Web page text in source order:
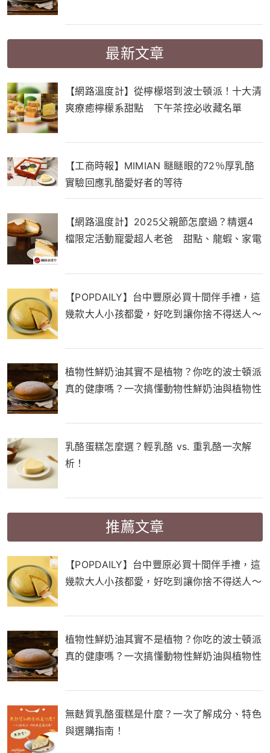
最新文章
【網路溫度計】從檸檬塔到波士頓派！十大清
爽療癒檸檬系甜點 下午茶控必收藏名單
【工商時報】MIMIAN 瞇瞇眼的72％厚乳酪
實驗回應乳酪愛好者的等待
【網路溫度計】2025父親節怎麼過？精選4
檔限定活動寵愛超人老爸 甜點、龍蝦、家電
【POPDAILY】台中豐原必買十間伴手禮，這
幾款大人小孩都愛，好吃到讓你捨不得送人～
植物性鮮奶油其實不是植物？你吃的波士頓派
真的健康嗎？一次搞懂動物性鮮奶油與植物性
乳酪蛋糕怎麼選？輕乳酪 vs. 重乳酪一次解
析！
推薦文章
【POPDAILY】台中豐原必買十間伴手禮，這
幾款大人小孩都愛，好吃到讓你捨不得送人～
植物性鮮奶油其實不是植物？你吃的波士頓派
真的健康嗎？一次搞懂動物性鮮奶油與植物性
無麩質乳酪蛋糕是什麼？一次了解成分、特色
與選購指南！